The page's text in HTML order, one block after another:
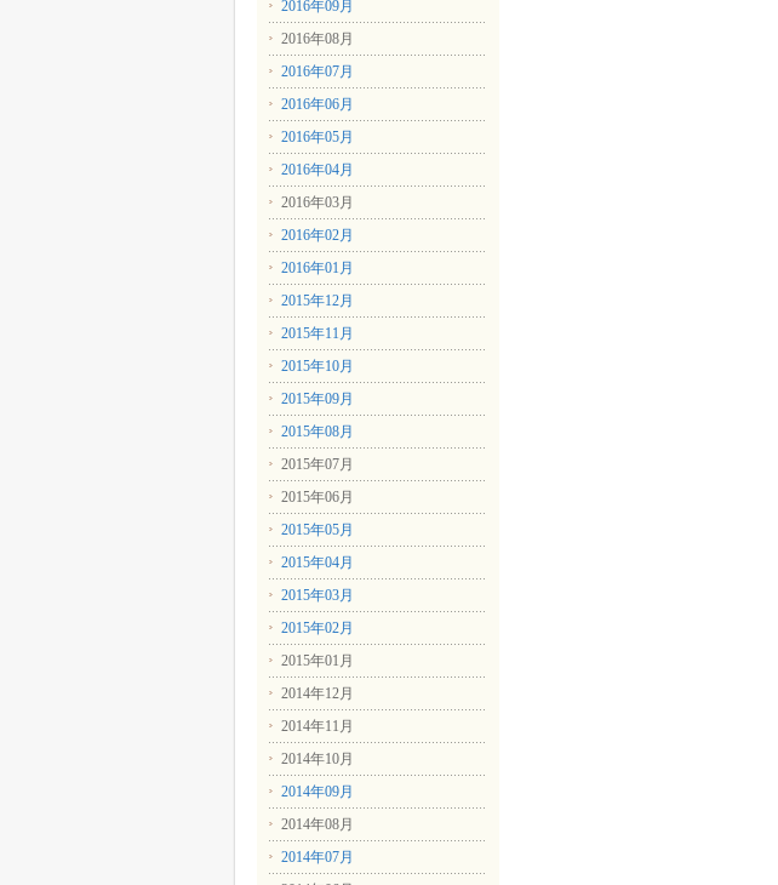
2016年09月
2016年08月
2016年07月
2016年06月
2016年05月
2016年04月
2016年03月
2016年02月
2016年01月
2015年12月
2015年11月
2015年10月
2015年09月
2015年08月
2015年07月
2015年06月
2015年05月
2015年04月
2015年03月
2015年02月
2015年01月
2014年12月
2014年11月
2014年10月
2014年09月
2014年08月
2014年07月